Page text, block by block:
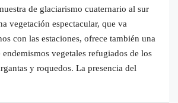
de glaciarismo cuaternario al sur
vegetación espectacular, que va
con las estaciones, ofrece también una
vegetales refugiados de los
y roquedos. La presencia del